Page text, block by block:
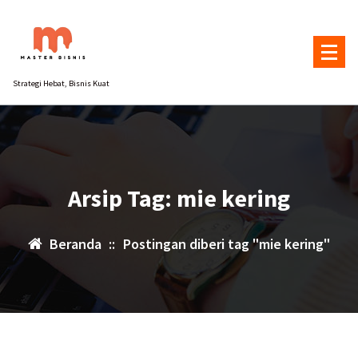
konten
Strategi Hebat, Bisnis Kuat
Arsip Tag: mie kering
Beranda :: Postingan diberi tag "mie kering"